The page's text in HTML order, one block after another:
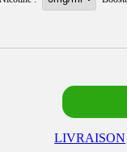
LIVRAISON